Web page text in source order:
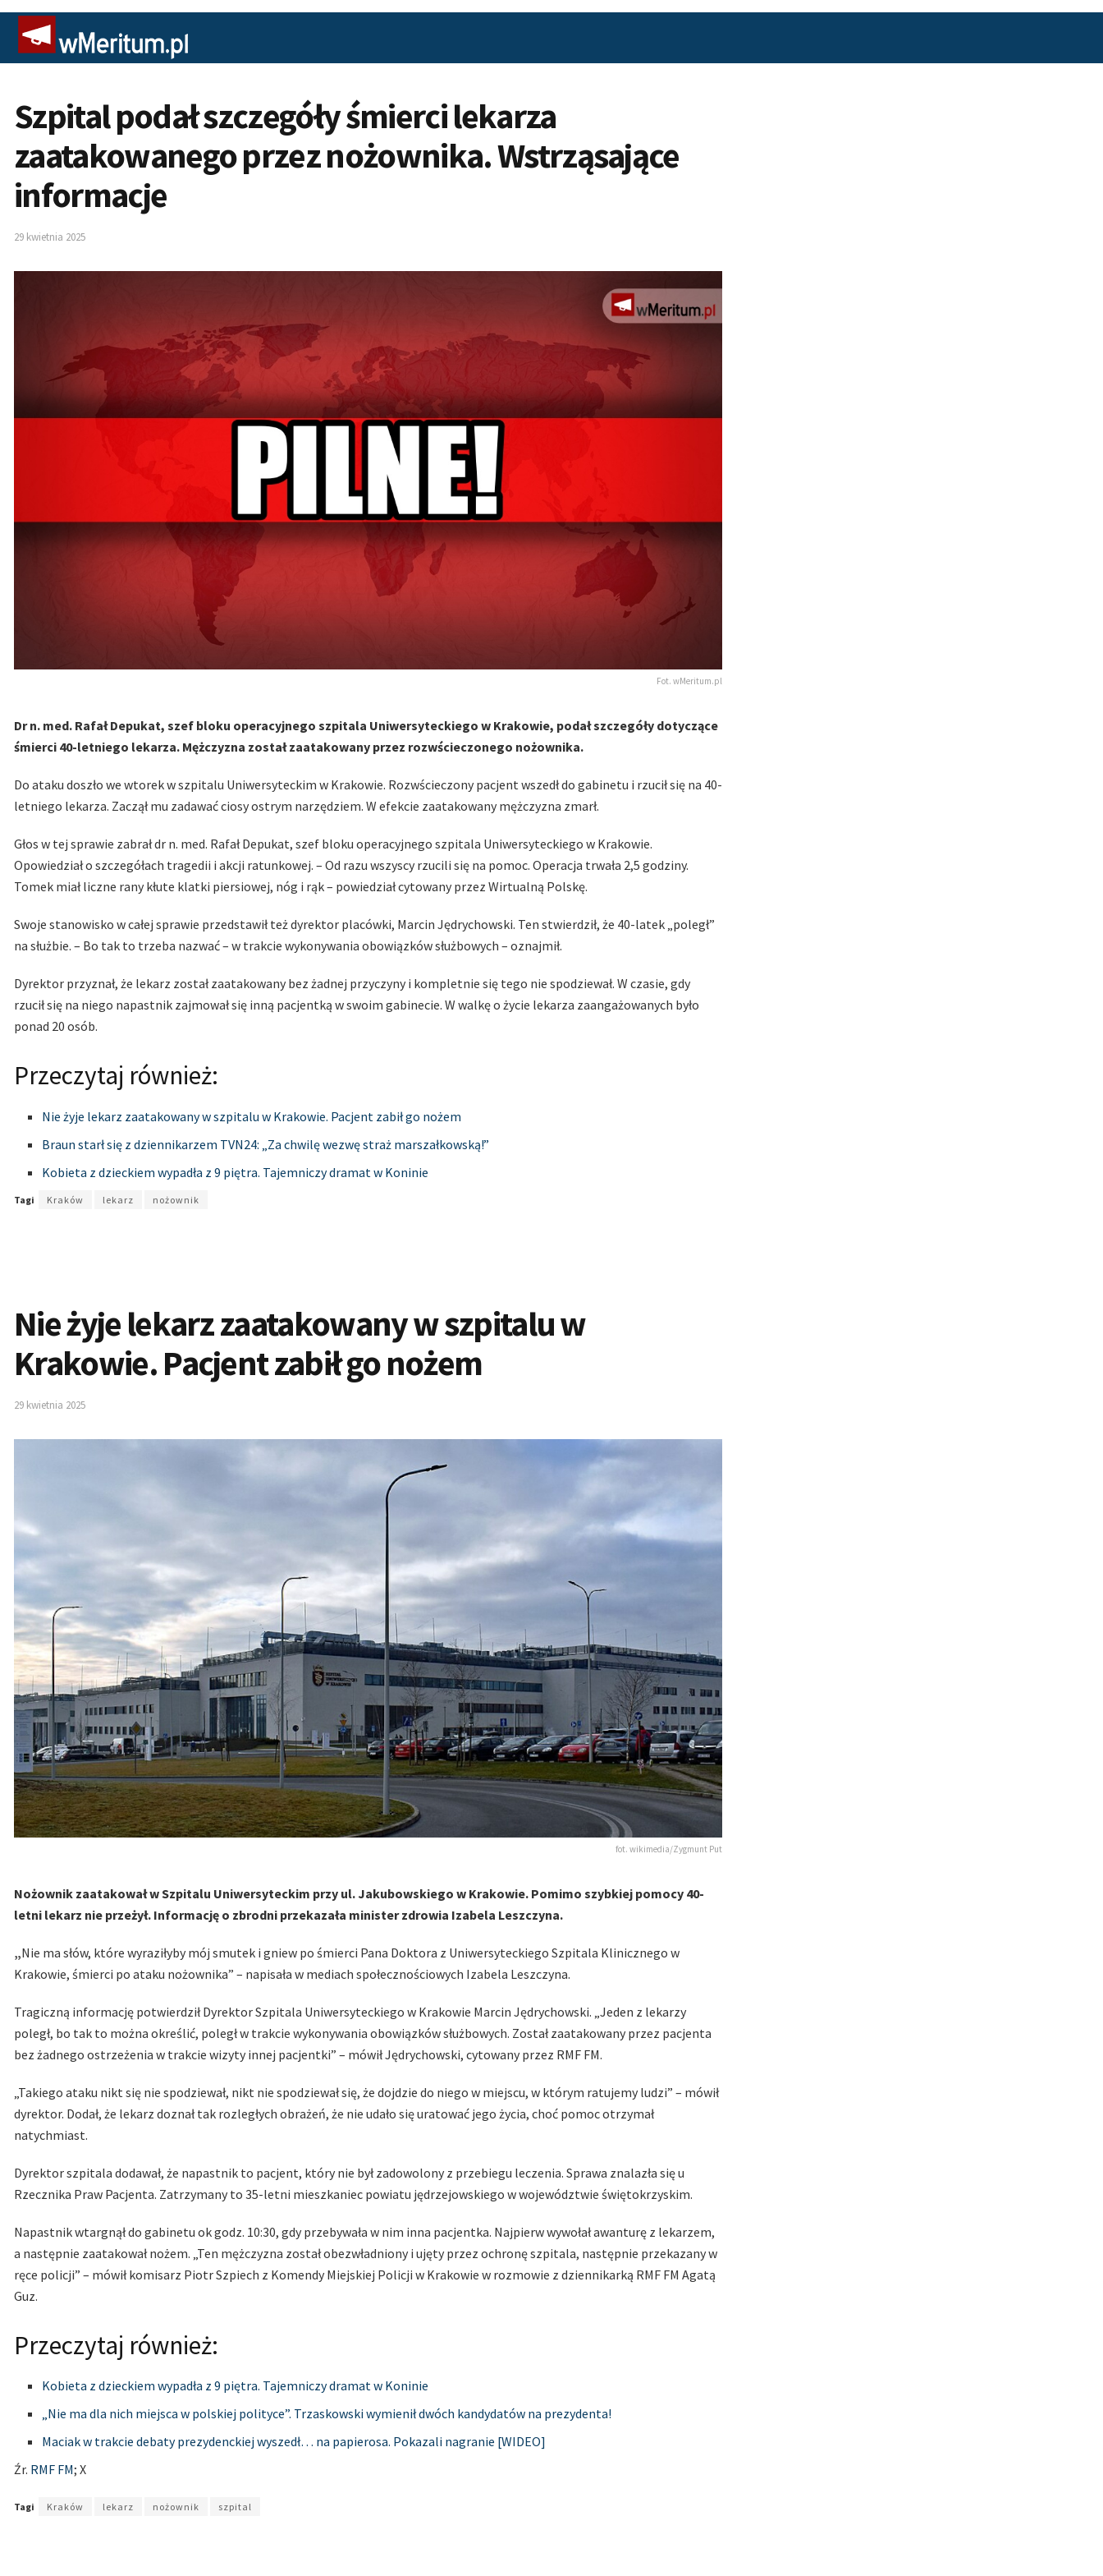
Szpital podał szczegóły śmierci lekarza
zaatakowanego przez nożownika. Wstrząsające
informacje
29 kwietnia 2025
Fot. wMeritum.pl
Dr n. med. Rafał Depukat, szef bloku operacyjnego szpitala Uniwersyteckiego w Krakowie, podał szczegóły dotyczące
śmierci 40-letniego lekarza. Mężczyzna został zaatakowany przez rozwścieczonego nożownika.
Do ataku doszło we wtorek w szpitalu Uniwersyteckim w Krakowie. Rozwścieczony pacjent wszedł do gabinetu i rzucił się na 40-
letniego lekarza. Zaczął mu zadawać ciosy ostrym narzędziem. W efekcie zaatakowany mężczyzna zmarł.
Głos w tej sprawie zabrał dr n. med. Rafał Depukat, szef bloku operacyjnego szpitala Uniwersyteckiego w Krakowie.
Opowiedział o szczegółach tragedii i akcji ratunkowej. – Od razu wszyscy rzucili się na pomoc. Operacja trwała 2,5 godziny.
Tomek miał liczne rany kłute klatki piersiowej, nóg i rąk – powiedział cytowany przez Wirtualną Polskę.
Swoje stanowisko w całej sprawie przedstawił też dyrektor placówki, Marcin Jędrychowski. Ten stwierdził, że 40-latek „poległ”
na służbie. – Bo tak to trzeba nazwać – w trakcie wykonywania obowiązków służbowych – oznajmił.
Dyrektor przyznał, że lekarz został zaatakowany bez żadnej przyczyny i kompletnie się tego nie spodziewał. W czasie, gdy
rzucił się na niego napastnik zajmował się inną pacjentką w swoim gabinecie. W walkę o życie lekarza zaangażowanych było
ponad 20 osób.
Przeczytaj również:
Nie żyje lekarz zaatakowany w szpitalu w Krakowie. Pacjent zabił go nożem
Braun starł się z dziennikarzem TVN24: „Za chwilę wezwę straż marszałkowską!”
Kobieta z dzieckiem wypadła z 9 piętra. Tajemniczy dramat w Koninie
Tagi Kraków lekarz nożownik
Nie żyje lekarz zaatakowany w szpitalu w
Krakowie. Pacjent zabił go nożem
29 kwietnia 2025
fot. wikimedia/Zygmunt Put
Nożownik zaatakował w Szpitalu Uniwersyteckim przy ul. Jakubowskiego w Krakowie. Pomimo szybkiej pomocy 40-
letni lekarz nie przeżył. Informację o zbrodni przekazała minister zdrowia Izabela Leszczyna.
„Nie ma słów, które wyraziłyby mój smutek i gniew po śmierci Pana Doktora z Uniwersyteckiego Szpitala Klinicznego w
Krakowie, śmierci po ataku nożownika” – napisała w mediach społecznościowych Izabela Leszczyna.
Tragiczną informację potwierdził Dyrektor Szpitala Uniwersyteckiego w Krakowie Marcin Jędrychowski. „Jeden z lekarzy
poległ, bo tak to można określić, poległ w trakcie wykonywania obowiązków służbowych. Został zaatakowany przez pacjenta
bez żadnego ostrzeżenia w trakcie wizyty innej pacjentki” – mówił Jędrychowski, cytowany przez RMF FM.
„Takiego ataku nikt się nie spodziewał, nikt nie spodziewał się, że dojdzie do niego w miejscu, w którym ratujemy ludzi” – mówił
dyrektor. Dodał, że lekarz doznał tak rozległych obrażeń, że nie udało się uratować jego życia, choć pomoc otrzymał
natychmiast.
Dyrektor szpitala dodawał, że napastnik to pacjent, który nie był zadowolony z przebiegu leczenia. Sprawa znalazła się u
Rzecznika Praw Pacjenta. Zatrzymany to 35-letni mieszkaniec powiatu jędrzejowskiego w województwie świętokrzyskim.
Napastnik wtargnął do gabinetu ok godz. 10:30, gdy przebywała w nim inna pacjentka. Najpierw wywołał awanturę z lekarzem,
a następnie zaatakował nożem. „Ten mężczyzna został obezwładniony i ujęty przez ochronę szpitala, następnie przekazany w
ręce policji” – mówił komisarz Piotr Szpiech z Komendy Miejskiej Policji w Krakowie w rozmowie z dziennikarką RMF FM Agatą
Guz.
Przeczytaj również:
Kobieta z dzieckiem wypadła z 9 piętra. Tajemniczy dramat w Koninie
„Nie ma dla nich miejsca w polskiej polityce”. Trzaskowski wymienił dwóch kandydatów na prezydenta!
Maciak w trakcie debaty prezydenckiej wyszedł… na papierosa. Pokazali nagranie [WIDEO]
Źr. RMF FM; X
Tagi Kraków lekarz nożownik szpital